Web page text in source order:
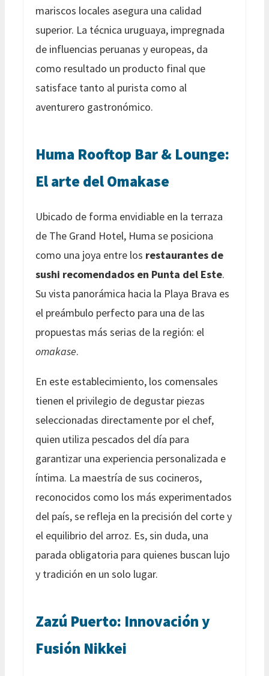
mariscos locales asegura una calidad
superior. La técnica uruguaya, impregnada
de influencias peruanas y europeas, da
como resultado un producto final que
satisface tanto al purista como al
aventurero gastronómico.
Huma Rooftop Bar & Lounge:
El arte del Omakase
Ubicado de forma envidiable en la terraza
de The Grand Hotel, Huma se posiciona
como una joya entre los restaurantes de
sushi recomendados en Punta del Este.
Su vista panorámica hacia la Playa Brava es
el preámbulo perfecto para una de las
propuestas más serias de la región: el
omakase.
En este establecimiento, los comensales
tienen el privilegio de degustar piezas
seleccionadas directamente por el chef,
quien utiliza pescados del día para
garantizar una experiencia personalizada e
íntima. La maestría de sus cocineros,
reconocidos como los más experimentados
del país, se refleja en la precisión del corte y
el equilibrio del arroz. Es, sin duda, una
parada obligatoria para quienes buscan lujo
y tradición en un solo lugar.
Zazú Puerto: Innovación y
Fusión Nikkei